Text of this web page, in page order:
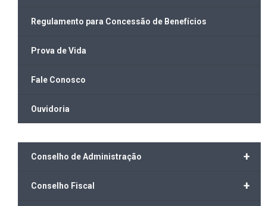
Regulamento para Concessão de Benefícios
Prova de Vida
Fale Conosco
Ouvidoria
+
Conselho de Administração
+
Conselho Fiscal